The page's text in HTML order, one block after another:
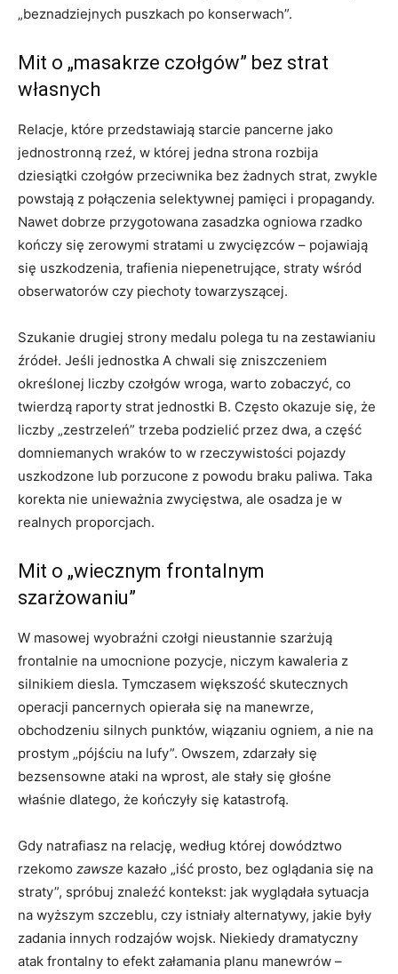
„beznadziejnych puszkach po konserwach”.
Mit o „masakrze czołgów” bez strat
własnych
Relacje, które przedstawiają starcie pancerne jako
jednostronną rzeź, w której jedna strona rozbija
dziesiątki czołgów przeciwnika bez żadnych strat, zwykle
powstają z połączenia selektywnej pamięci i propagandy.
Nawet dobrze przygotowana zasadzka ogniowa rzadko
kończy się zerowymi stratami u zwycięzców – pojawiają
się uszkodzenia, trafienia niepenetrujące, straty wśród
obserwatorów czy piechoty towarzyszącej.
Szukanie drugiej strony medalu polega tu na zestawianiu
źródeł. Jeśli jednostka A chwali się zniszczeniem
określonej liczby czołgów wroga, warto zobaczyć, co
twierdzą raporty strat jednostki B. Często okazuje się, że
liczby „zestrzeleń” trzeba podzielić przez dwa, a część
domniemanych wraków to w rzeczywistości pojazdy
uszkodzone lub porzucone z powodu braku paliwa. Taka
korekta nie unieważnia zwycięstwa, ale osadza je w
realnych proporcjach.
Mit o „wiecznym frontalnym
szarżowaniu”
W masowej wyobraźni czołgi nieustannie szarżują
frontalnie na umocnione pozycje, niczym kawaleria z
silnikiem diesla. Tymczasem większość skutecznych
operacji pancernych opierała się na manewrze,
obchodzeniu silnych punktów, wiązaniu ogniem, a nie na
prostym „pójściu na lufy”. Owszem, zdarzały się
bezsensowne ataki na wprost, ale stały się głośne
właśnie dlatego, że kończyły się katastrofą.
Gdy natrafiasz na relację, według której dowództwo
rzekomo zawsze kazało „iść prosto, bez oglądania się na
straty”, spróbuj znaleźć kontekst: jak wyglądała sytuacja
na wyższym szczeblu, czy istniały alternatywy, jakie były
zadania innych rodzajów wojsk. Niekiedy dramatyczny
atak frontalny to efekt załamania planu manewrów –